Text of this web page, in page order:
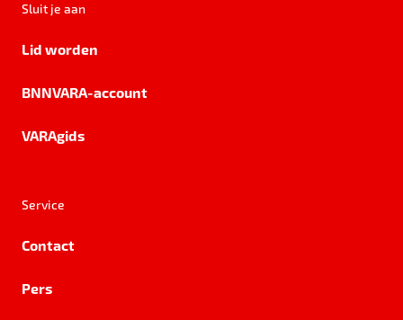
Sluit je aan
Lid worden
BNNVARA-account
VARAgids
Service
Contact
Pers